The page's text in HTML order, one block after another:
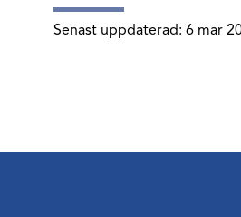
Senast uppdaterad: 6 mar